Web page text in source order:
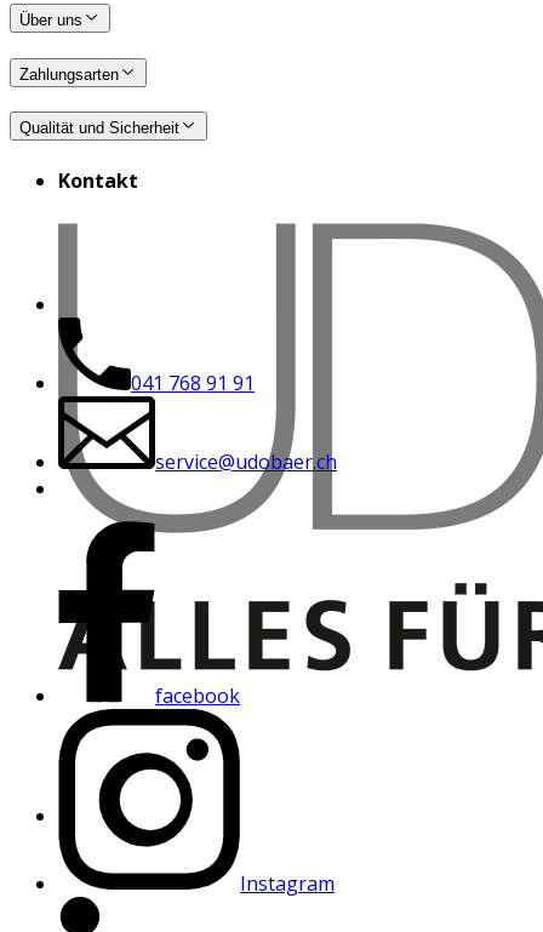
Über uns
Zahlungsarten
Qualität und Sicherheit
Kontakt
041 768 91 91
service@udobaer.ch
facebook
Instagram